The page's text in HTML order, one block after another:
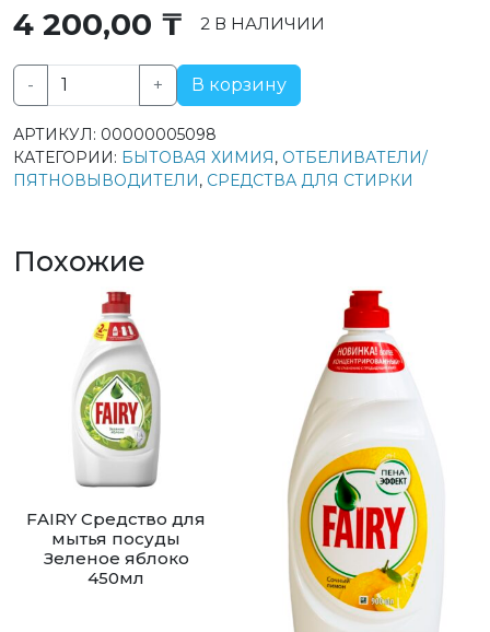
4 200,00 ₸ 2 В НАЛИЧИИ
-
Количество
Vanish
гель
тканей
+ В корзину
АРТИКУЛ: 00000005098
КАТЕГОРИИ: БЫТОВАЯ ХИМИЯ, ОТБЕЛИВАТЕЛИ/
ПЯТНОВЫВОДИТЕЛИ, СРЕДСТВА ДЛЯ СТИРКИ
Похожие
FAIRY Средство для
мытья посуды
Зеленое яблоко
450мл